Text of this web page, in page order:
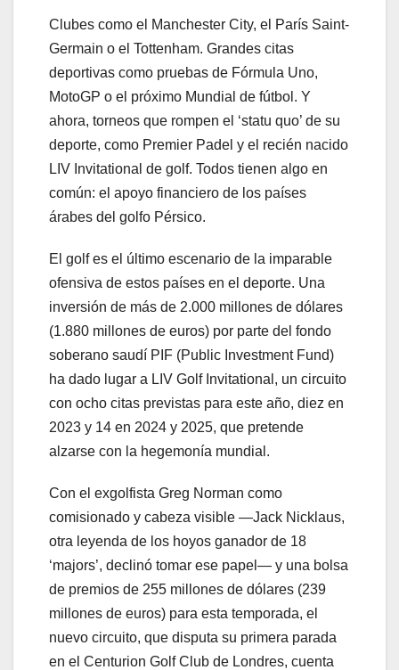
Clubes como el Manchester City, el París Saint-
Germain o el Tottenham. Grandes citas
deportivas como pruebas de Fórmula Uno,
MotoGP o el próximo Mundial de fútbol. Y
ahora, torneos que rompen el ‘statu quo’ de su
deporte, como Premier Padel y el recién nacido
LIV Invitational de golf. Todos tienen algo en
común: el apoyo financiero de los países
árabes del golfo Pérsico.
El golf es el último escenario de la imparable
ofensiva de estos países en el deporte. Una
inversión de más de 2.000 millones de dólares
(1.880 millones de euros) por parte del fondo
soberano saudí PIF (Public Investment Fund)
ha dado lugar a LIV Golf Invitational, un circuito
con ocho citas previstas para este año, diez en
2023 y 14 en 2024 y 2025, que pretende
alzarse con la hegemonía mundial.
Con el exgolfista Greg Norman como
comisionado y cabeza visible —Jack Nicklaus,
otra leyenda de los hoyos ganador de 18
‘majors’, declinó tomar ese papel— y una bolsa
de premios de 255 millones de dólares (239
millones de euros) para esta temporada, el
nuevo circuito, que disputa su primera parada
en el Centurion Golf Club de Londres, cuenta